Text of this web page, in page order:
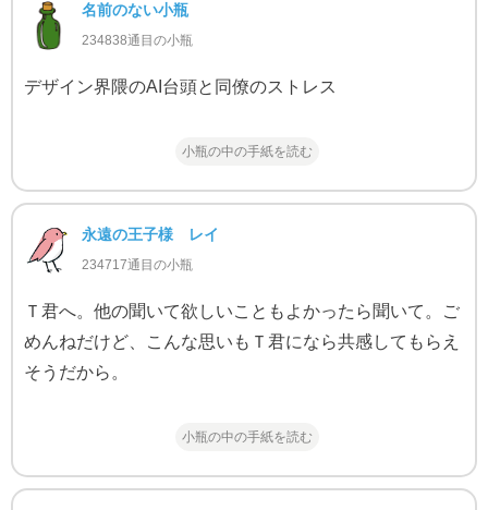
名前のない小瓶
234838通目の小瓶
デザイン界隈のAI台頭と同僚のストレス
小瓶の中の手紙を読む
永遠の王子様 レイ
234717通目の小瓶
Ｔ君へ。他の聞いて欲しいこともよかったら聞いて。ご
めんねだけど、こんな思いもＴ君になら共感してもらえ
そうだから。
小瓶の中の手紙を読む